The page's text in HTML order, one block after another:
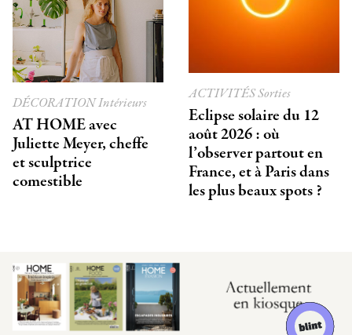
DÉCORATIONIntérieurs
AT HOME avec
Juliette Meyer, cheffe
et sculptrice
comestible
ACTIVITÉSSorties
Eclipse solaire du 12
août 2026 : où
l’observer partout en
France, et à Paris dans
les plus beaux spots ?